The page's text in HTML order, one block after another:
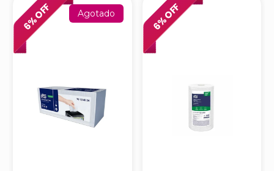
6
% OFF Agotado
6
% OFF